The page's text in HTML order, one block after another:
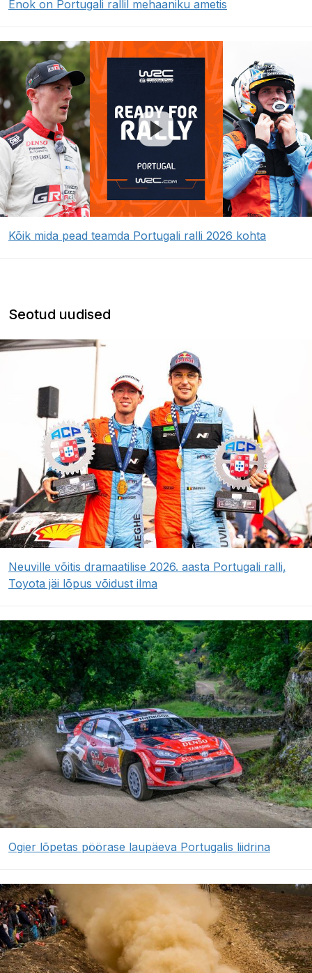
Enok on Portugali rallil mehaaniku ametis
Kõik mida pead teamda Portugali ralli 2026 kohta
Seotud uudised
Neuville võitis dramaatilise 2026. aasta Portugali ralli,
Toyota jäi lõpus võidust ilma
Ogier lõpetas pöörase laupäeva Portugalis liidrina